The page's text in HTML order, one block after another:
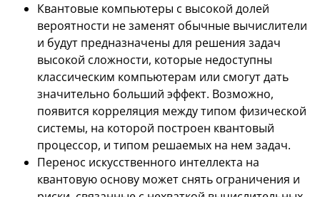
Квантовые компьютеры с высокой долей
вероятности не заменят обычные вычислители
и будут предназначены для решения задач
высокой сложности, которые недоступны
классическим компьютерам или смогут дать
значительно больший эффект. Возможно,
появится корреляция между типом физической
системы, на которой построен квантовый
процессор, и типом решаемых на нем задач.
Перенос искусственного интеллекта на
квантовую основу может снять ограничения и